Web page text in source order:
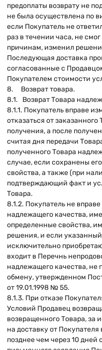
предоплаты возврату не
не была осуществлена по
если Покупатель не
раз в течении часа, не
причинам, изменил
Последующая доставка
согласованные с
Покупателем стоимости
8. Возврат товара.
8.1. Возврат Товара
8.1.1. Покупатель вправе
отказаться от
получения, а после
считая дня передачи
полученного Товара
случае, если сохранены
свойства, а также (при
подтверждающий факт и
Товара.
8.1.2. Покупатель не вправе
надлежащего качества,
определенные свойства,
решения, и если
исключительно
входит в Перечнь
надлежащего качества, не
обмену, утвержденном
от 19.01.1998 № 55.
8.1.3. При отказе
Условий Продавец
возвращенного Товара, за
на доставку от
позднее чем через 10